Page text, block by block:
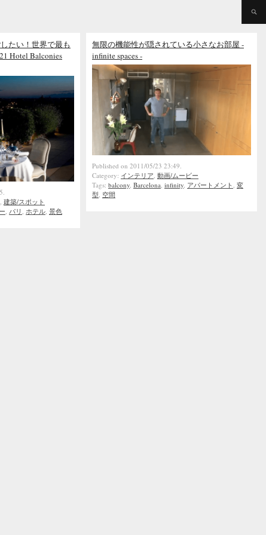
たい！世界で最も
Hotel Balconies
建築/スポット
パリ ホテル 景色
無限の機能性が隠されている小さなお部屋 -
infinite spaces -
Published on 2011/05/23 23:49.
Category: インテリア, 動画/ムービー
Tags: balcony, Barcelona, infinity, アパートメント, 変
型, 空間